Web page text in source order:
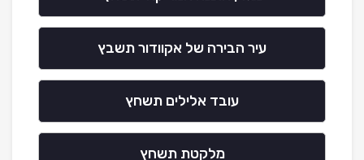
עיר הבירה של אקוודור תשבץ
עובד אלילים תשחץ
מלקטת תשחץ